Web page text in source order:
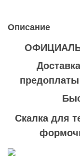
Описание
предоплаты
Скалка для